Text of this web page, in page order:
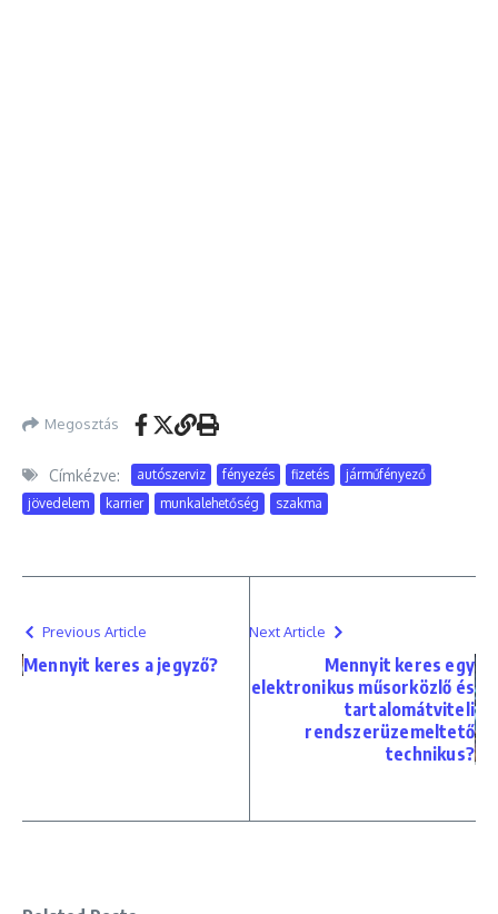
Megosztás
Címkézve: autószerviz fényezés fizetés
járműfényező
jövedelem
karrier munkalehetőség szakma
Previous Article
Mennyit keres a jegyző?
Next Article
Mennyit keres egy
elektronikus műsorközlő és
tartalomátviteli
rendszerüzemeltető
technikus?